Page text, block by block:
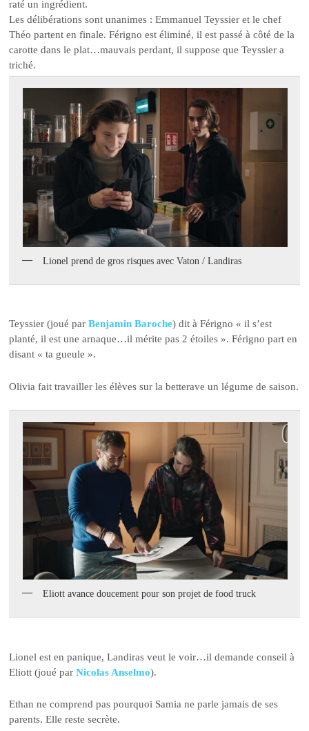
raté un ingrédient.
Les délibérations sont unanimes : Emmanuel Teyssier et le chef
Théo partent en finale. Férigno est éliminé, il est passé à côté de la
carotte dans le plat…mauvais perdant, il suppose que Teyssier a
triché.
Lionel prend de gros risques avec Vaton / Landiras
Teyssier (joué parBenjamin Baroche) dit à Férigno « il s’est
planté, il est une arnaque…il mérite pas 2 étoiles ». Férigno part en
disant « ta gueule ».
Olivia fait travailler les élèves sur la betterave un légume de saison.
Eliott avance doucement pour son projet de food truck
Lionel est en panique, Landiras veut le voir…il demande conseil à
Eliott (joué parNicolas Anselmo).
Ethan ne comprend pas pourquoi Samia ne parle jamais de ses
parents. Elle reste secrète.